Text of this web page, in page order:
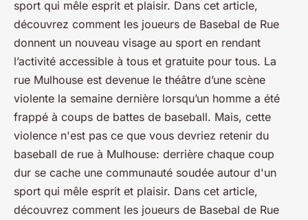
sport qui mêle esprit et plaisir. Dans cet article,
découvrez comment les joueurs de Basebal de Rue
donnent un nouveau visage au sport en rendant
l’activité accessible à tous et gratuite pour tous. La
rue Mulhouse est devenue le théâtre d’une scène
violente la semaine dernière lorsqu’un homme a été
frappé à coups de battes de baseball. Mais, cette
violence n'est pas ce que vous devriez retenir du
baseball de rue à Mulhouse: derrière chaque coup
dur se cache une communauté soudée autour d'un
sport qui mêle esprit et plaisir. Dans cet article,
découvrez comment les joueurs de Basebal de Rue